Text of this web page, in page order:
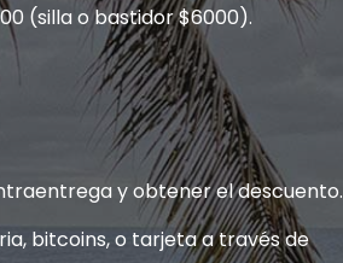
(silla o bastidor $6000).
y obtener el descuento.
bitcoins, o tarjeta a través de